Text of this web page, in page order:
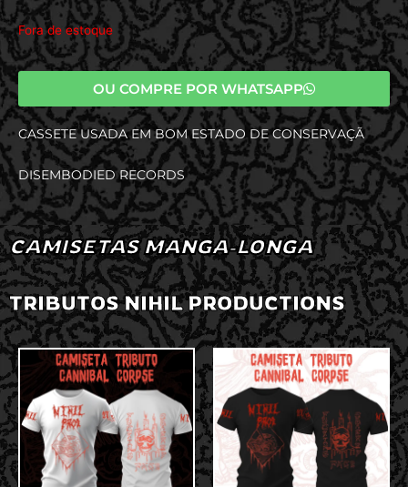
Fora de estoque
OU COMPRE POR WHATSAPP
CASSETE USADA EM BOM ESTADO DE CONSERVAÇÃ
DISEMBODIED RECORDS
CAMISETAS MANGA-LONGA
TRIBUTOS NIHIL PRODUCTIONS